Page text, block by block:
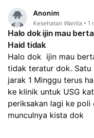
Anonim
Kesehatan Wanita 1
Halo dok ijin mau
Haid tidak
Halo dok  ijin mau
tidak teratur dok. Satu
jarak 1 Minggu terus
ke klinik untuk USG
periksakan lagi ke
munculnya kista dok